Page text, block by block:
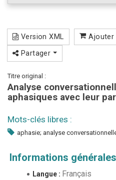
Version XML Ajouter
Partager
Titre original :
Analyse
aphasiques avec leur
Mots-clés libres :
aphasie; analyse
Informations générales
Langue : Français